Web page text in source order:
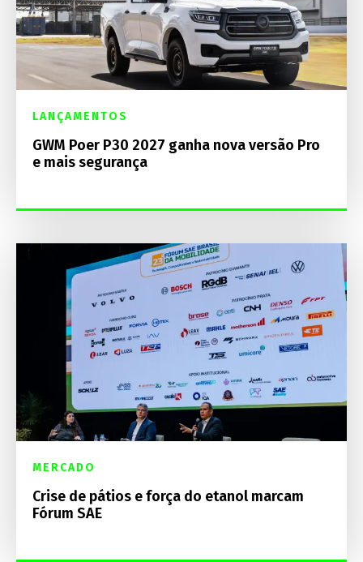
LANÇAMENTOS
GWM Poer P30 2027 ganha nova versão Pro
e mais segurança
MERCADO
Crise de pátios e força do etanol marcam
Fórum SAE